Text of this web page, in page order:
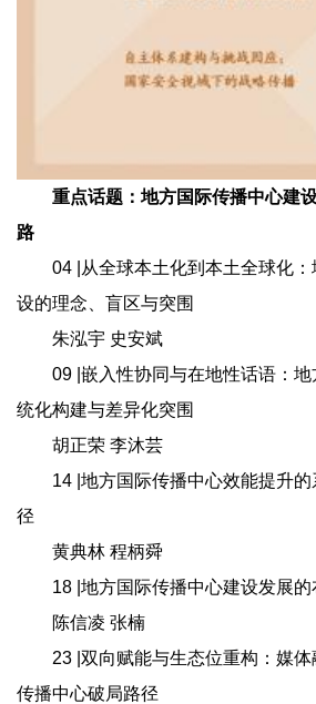
重点话题：地方国际传播中心建
路
04 |从全球本土化到本土全球化
设的理念、盲区与突围
朱泓宇 史安斌
09 |嵌入性协同与在地性话语：
统化构建与差异化突围
胡正荣 李沐芸
14 |地方国际传播中心效能提升
径
黄典林 程柄舜
18 |地方国际传播中心建设发展
陈信凌 张楠
23 |双向赋能与生态位重构：媒
传播中心破局路径